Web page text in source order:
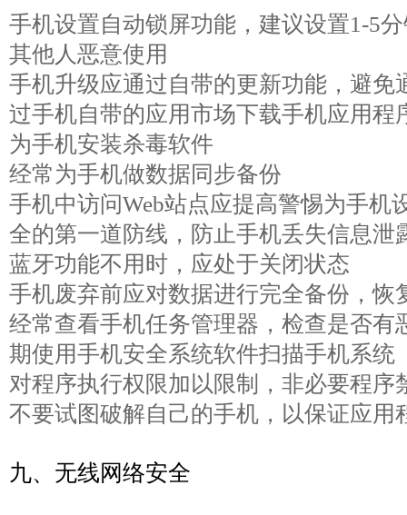
手机设置自动锁屏功能，建议设置1-5
其他人恶意使用
手机升级应通过自带的更新功能，避免
过手机自带的应用市场下载手机应用程
为手机安装杀毒软件
经常为手机做数据同步备份
手机中访问Web站点应提高警惕为手机
全的第一道防线，防止手机丢失信息泄
蓝牙功能不用时，应处于关闭状态
手机废弃前应对数据进行完全备份，恢
经常查看手机任务管理器，检查是否有
期使用手机安全系统软件扫描手机系统
对程序执行权限加以限制，非必要程序
不要试图破解自己的手机，以保证应用
九、无线网络安全